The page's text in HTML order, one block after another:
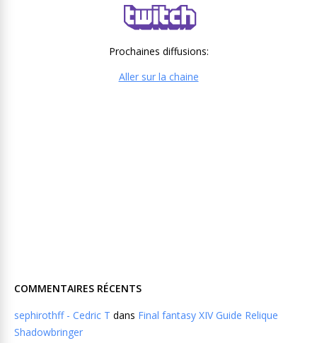
Prochaines diffusions:
Aller sur la chaine
COMMENTAIRES RÉCENTS
sephirothff - Cedric T dans Final fantasy XIV Guide Relique
Shadowbringer